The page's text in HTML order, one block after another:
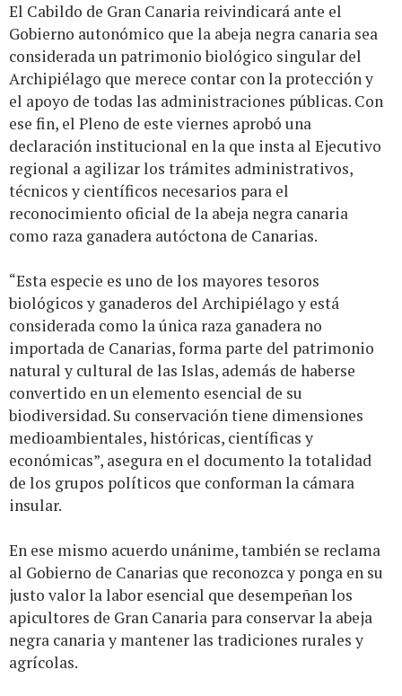
El Cabildo de Gran Canaria reivindicará ante el
Gobierno autonómico que la abeja negra canaria sea
considerada un patrimonio biológico singular del
Archipiélago que merece contar con la protección y
el apoyo de todas las administraciones públicas. Con
ese fin, el Pleno de este viernes aprobó una
declaración institucional en la que insta al Ejecutivo
regional a agilizar los trámites administrativos,
técnicos y científicos necesarios para el
reconocimiento oficial de la abeja negra canaria
como raza ganadera autóctona de Canarias.
“Esta especie es uno de los mayores tesoros
biológicos y ganaderos del Archipiélago y está
considerada como la única raza ganadera no
importada de Canarias, forma parte del patrimonio
natural y cultural de las Islas, además de haberse
convertido en un elemento esencial de su
biodiversidad. Su conservación tiene dimensiones
medioambientales, históricas, científicas y
económicas”, asegura en el documento la totalidad
de los grupos políticos que conforman la cámara
insular.
En ese mismo acuerdo unánime, también se reclama
al Gobierno de Canarias que reconozca y ponga en su
justo valor la labor esencial que desempeñan los
apicultores de Gran Canaria para conservar la abeja
negra canaria y mantener las tradiciones rurales y
agrícolas.